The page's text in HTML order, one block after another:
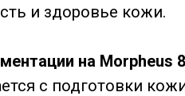
и здоровье кожи.
на Morpheus 8
с подготовки